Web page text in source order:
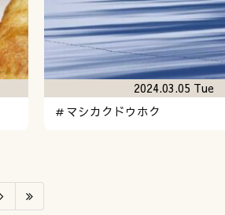
＃マシカクドウホク
2024.03.05 Tue